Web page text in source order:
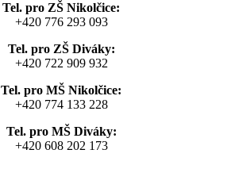
Tel. pro ZŠ Nikolčice:
+420 776 293 093
Tel. pro ZŠ Diváky:
+420 722 909 932
Tel. pro MŠ Nikolčice:
+420 774 133 228
Tel. pro MŠ Diváky:
+420 608 202 173